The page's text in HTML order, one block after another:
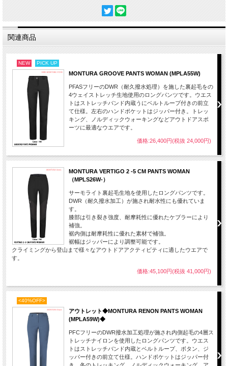
関連商品
NEW PICK UP
MONTURA GROOVE PANTS WOMAN (MPLA55W)
PFASフリーのDWR（耐久撥水処理）を施した裏起毛をの
4ウェイストレッチ生地使用のロングパンツです。ウエス
トはストレッチバンド内蔵うにベルトループ付きの前立
て仕様。左右のハンドポケットはジッパー付き。トレッ
キング、ノルディックウォーキングなどアウトドアスポ
ーツに最適なウエアです。
価格:26,400円(税抜 24,000円)
MONTURA VERTIGO 2 -5 CM PANTS WOMAN
（MPLS26W-）
サーモライト裏起毛生地を使用したロングパンツです。
DWR（耐久撥水加工）が施され耐水性にも優れていま
す。
膝部は引き裂き強度、耐摩耗性に優れたケブラーにより
補強。
裾内側は耐摩耗性に優れた素材で補強。
裾幅はジッパーにより調整可能です。
クライミングから登山まで様々なアウトドアアクティビティに適したウエアで
す。
価格:45,100円(税抜 41,000円)
<40%OFF>
アウトレット◆MONTURA RENON PANTS WOMAN
(MPLA59W)◆
PFCフリーのDWR撥水加工処理が施され内側起毛の4層ス
トレッチナイロンを使用したロングパンツです。ウエス
トはストレッチバンド内蔵とベルトループ、ボタン、ジ
ッパー付きの前立て仕様。ハンドポケットはジッパー付